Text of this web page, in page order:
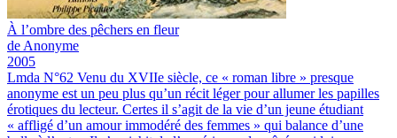
À l’ombre des pêchers en fleur
de Anonyme
2005
Lmda N°62 Venu du XVIIe siècle, ce « roman libre » presque
anonyme est un peu plus qu’un récit léger pour allumer les papilles
érotiques du lecteur. Certes il s’agit de la vie d’un jeune étudiant
« affligé d’un amour immodéré des femmes » qui balance d’une